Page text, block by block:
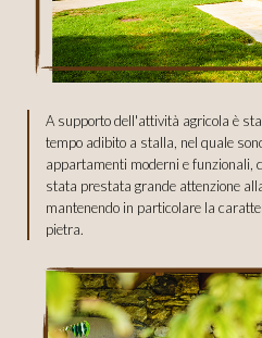
A supporto dell'attività agricola è
tempo adibito a stalla, nel quale
appartamenti moderni e funzionali,
stata prestata grande attenzione
mantenendo in particolare la
pietra.
COOKIE
COSA SONO
e conservate nel tuo computer
Nella maggior parte dei browser i